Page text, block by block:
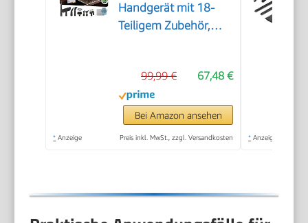
Handgerät mit 18-
Teiligem Zubehör,
Druck – 99,99%
Reinigung & 100%
Natürlich,Steam
Cleaner für Boden,
67,48 €
99,99 €
Bei Amazon ansehen
* Anzeige Preis inkl. MwSt., zzgl. Versandkosten * Anzeige